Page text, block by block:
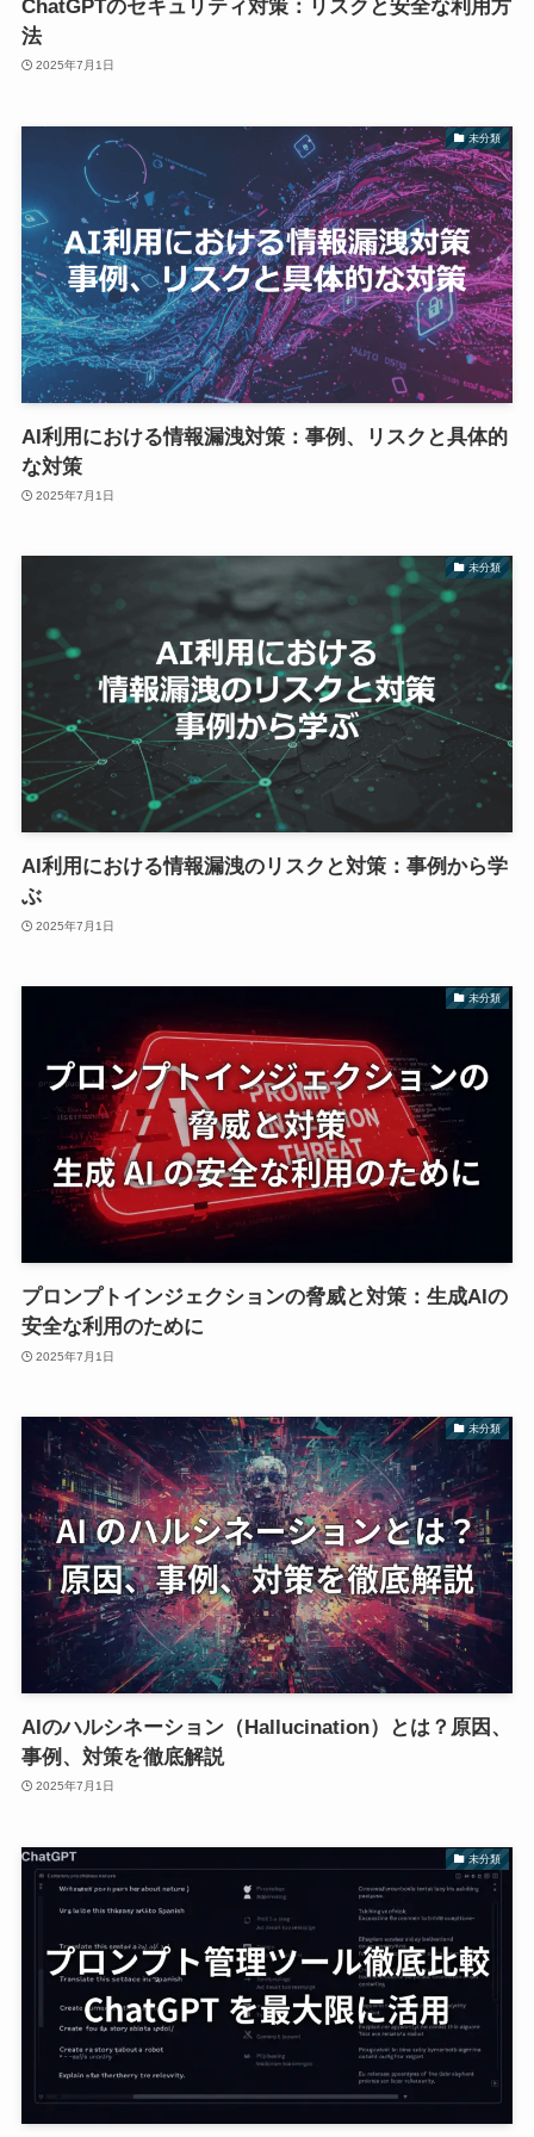
ChatGPTのセキュリティ対策：リスクと安全な利用方
法
2025年7月1日
未分類
AI利用における情報漏洩対策：事例、リスクと具体的
な対策
2025年7月1日
未分類
AI利用における情報漏洩のリスクと対策：事例から学
ぶ
2025年7月1日
未分類
プロンプトインジェクションの脅威と対策：生成AIの
安全な利用のために
2025年7月1日
未分類
AIのハルシネーション（Hallucination）とは？原因、
事例、対策を徹底解説
2025年7月1日
未分類